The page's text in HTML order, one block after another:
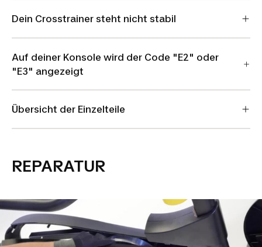
Dein Crosstrainer steht nicht stabil
Auf deiner Konsole wird der Code "E2" oder
"E3" angezeigt
Übersicht der Einzelteile
REPARATUR